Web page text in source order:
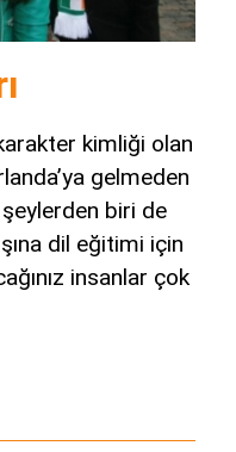
kimliği olan
gelmeden
biri de
dil eğitimi için
insanlar çok